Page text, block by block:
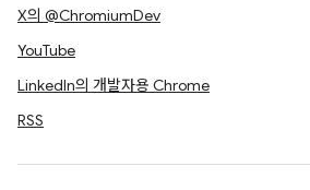
X의 @ChromiumDev
YouTube
LinkedIn의 개발자용 Chrome
RSS